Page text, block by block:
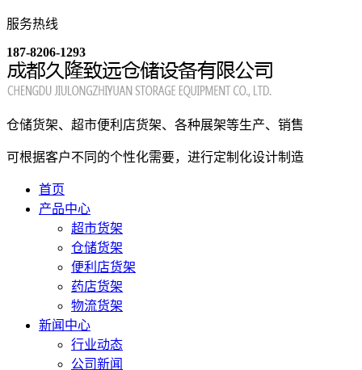
服务热线
187-8206-1293
仓储货架、超市便利店货架、各种展架等生产、销售
可根据客户不同的个性化需要，进行定制化设计制造
首页
产品中心
超市货架
仓储货架
便利店货架
药店货架
物流货架
新闻中心
行业动态
公司新闻